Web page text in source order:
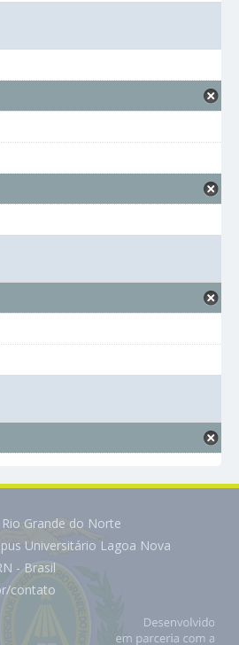
Grande do Norte
Universitário Lagoa Nova
- Brasil
contato